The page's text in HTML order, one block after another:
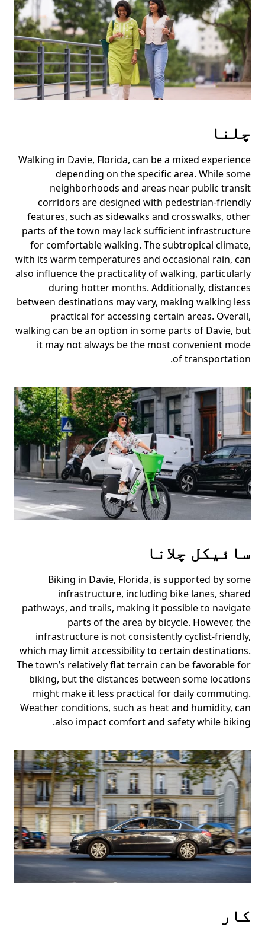
the
escape
button
to
close
the
calendar.
چلنا
Walking in Davie, Florida, can be a mixed experience
depending on the specific area. While some
neighborhoods and areas near public transit
corridors are designed with pedestrian-friendly
features, such as sidewalks and crosswalks, other
parts of the town may lack sufficient infrastructure
for comfortable walking. The subtropical climate,
with its warm temperatures and occasional rain, can
also influence the practicality of walking, particularly
during hotter months. Additionally, distances
between destinations may vary, making walking less
practical for accessing certain areas. Overall,
walking can be an option in some parts of Davie, but
it may not always be the most convenient mode
of transportation.
سائیکل چلانا
Biking in Davie, Florida, is supported by some
infrastructure, including bike lanes, shared
pathways, and trails, making it possible to navigate
parts of the area by bicycle. However, the
infrastructure is not consistently cyclist-friendly,
which may limit accessibility to certain destinations.
The town’s relatively flat terrain can be favorable for
biking, but the distances between some locations
might make it less practical for daily commuting.
Weather conditions, such as heat and humidity, can
also impact comfort and safety while biking.
کار